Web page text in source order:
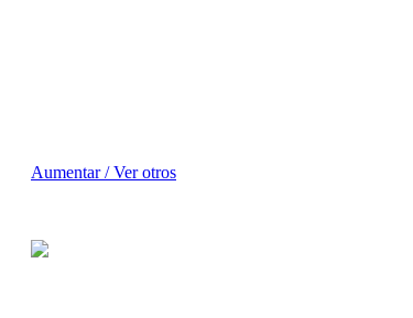
Aumentar / Ver otros